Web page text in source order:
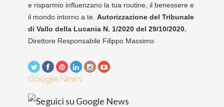
e risparmio influenzano la tua routine, il benessere e
il mondo intorno a te. Autorizzazione del Tribunale
di Vallo della Lucania N. 1/2020 del 29/10/2020.
Direttore Responsabile Filippo Massimo
Google News